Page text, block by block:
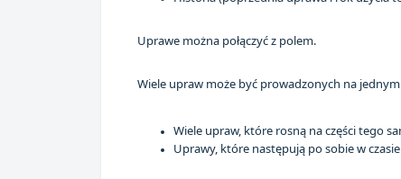
Uprawe można połączyć z polem.
Wiele upraw może być prowadzonych na
Wiele upraw, które rosną na części tego
Uprawy, które następują po sobie w